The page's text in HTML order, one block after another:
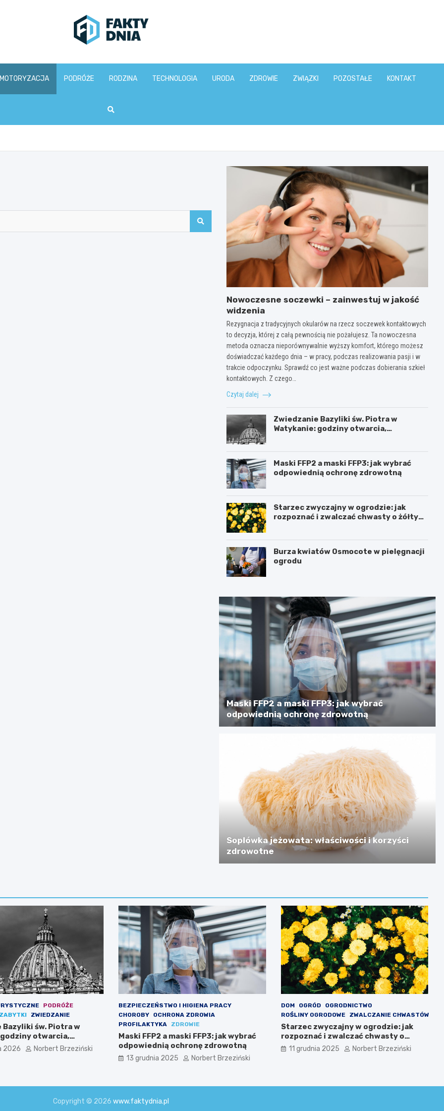
www.faktydnia.pl
MOTORYZACJA PODRÓŻE RODZINA TECHNOLOGIA URODA ZDROWIE ZWIĄZKI POZOSTAŁE KONTAKT
Nowoczesne soczewki – zainwestuj w jakość
widzenia
Rezygnacja z tradycyjnych okularów na rzecz soczewek kontaktowych
to decyzja, której z całą pewnością nie pożałujesz. Ta nowoczesna
metoda oznacza nieporównywalnie wyższy komfort, którego możesz
doświadczać każdego dnia – w pracy, podczas realizowania pasji i w
trakcie odpoczynku. Sprawdź co jest ważne podczas dobierania szkieł
kontaktowych. Z czego…
Czytaj dalej
Zwiedzanie Bazyliki św. Piotra w
Watykanie: godziny otwarcia,
Maski FFP2 a maski FFP3: jak wybrać
odpowiednią ochronę zdrowotną
Starzec zwyczajny w ogrodzie: jak
rozpoznać i zwalczać chwasty o żółtych
Burza kwiatów Osmocote w pielęgnacji
ogrodu
Maski FFP2 a maski FFP3: jak wybrać
odpowiednią ochronę zdrowotną
Soplówka jeżowata: właściwości i korzyści
zdrowotne
PODRÓŻE
ZABYTKI ZWIEDZANIE
Bazyliki św. Piotra w
otwarcia,
i praktyczne informacje
2026 Norbert Brzeziński
BEZPIECZEŃSTWO I HIGIENA PRACY
CHOROBY
OCHRONA ZDROWIA
PROFILAKTYKA
ZDROWIE
Maski FFP2 a maski FFP3: jak wybrać
odpowiednią ochronę zdrowotną
13 grudnia 2025 Norbert Brzeziński
DOM OGRÓD
OGRODNICTWO
ROŚLINY OGRODOWE
ZWALCZANIE CHWASTÓW
Starzec zwyczajny w ogrodzie: jak
rozpoznać i zwalczać chwasty o
żółtych kwiatach
11 grudnia 2025 Norbert Brzeziński
Copyright © 2026 www.faktydnia.pl